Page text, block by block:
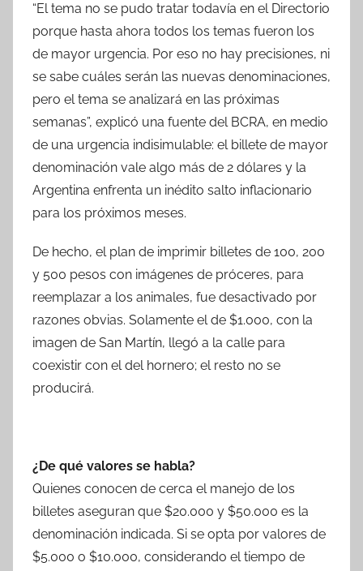
“El tema no se pudo tratar todavía en el Directorio
porque hasta ahora todos los temas fueron los
de mayor urgencia. Por eso no hay precisiones, ni
se sabe cuáles serán las nuevas denominaciones,
pero el tema se analizará en las próximas
semanas”, explicó una fuente del BCRA, en medio
de una urgencia indisimulable: el billete de mayor
denominación vale algo más de 2 dólares y la
Argentina enfrenta un inédito salto inflacionario
para los próximos meses.
De hecho, el plan de imprimir billetes de 100, 200
y 500 pesos con imágenes de próceres, para
reemplazar a los animales, fue desactivado por
razones obvias. Solamente el de $1.000, con la
imagen de San Martín, llegó a la calle para
coexistir con el del hornero; el resto no se
producirá.
¿De qué valores se habla?
Quienes conocen de cerca el manejo de los
billetes aseguran que $20.000 y $50.000 es la
denominación indicada. Si se opta por valores de
$5.000 o $10.000, considerando el tiempo de